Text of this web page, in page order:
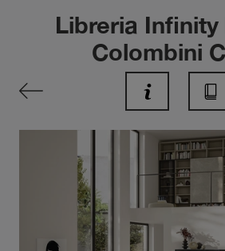
Libreria Infinity
Colombini